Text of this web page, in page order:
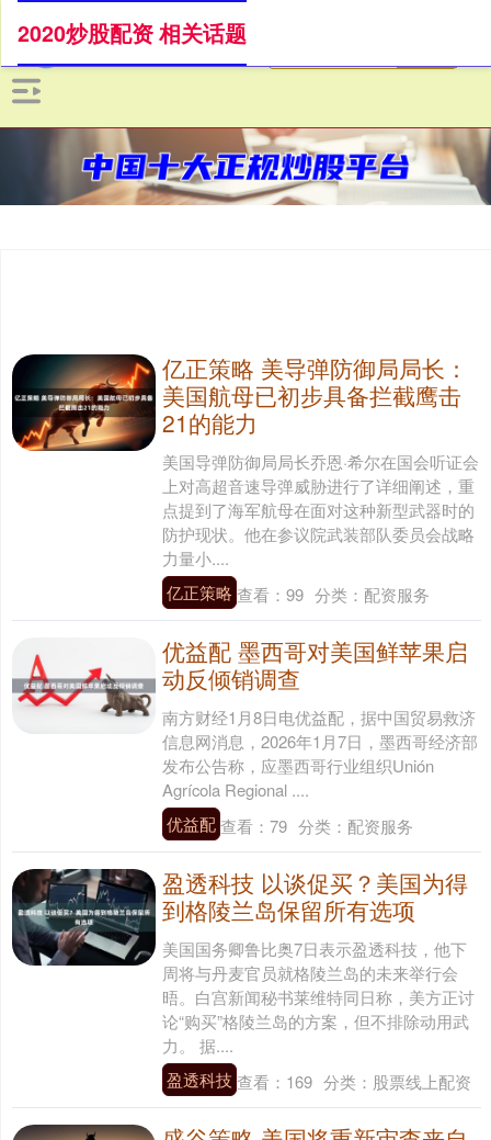
2020炒股配资 相关话题
亿正策略 美导弹防御局局长：
美国航母已初步具备拦截鹰击
21的能力
美国导弹防御局局长乔恩·希尔在国会听证会
上对高超音速导弹威胁进行了详细阐述，重
点提到了海军航母在面对这种新型武器时的
防护现状。他在参议院武装部队委员会战略
力量小....
亿正策略 查看： 99 分类： 配资服务
优益配 墨西哥对美国鲜苹果启
动反倾销调查
南方财经1月8日电优益配，据中国贸易救济
信息网消息，2026年1月7日，墨西哥经济部
发布公告称，应墨西哥行业组织Unión
Agrícola Regional ....
优益配查看： 79 分类： 配资服务
盈透科技 以谈促买？美国为得
到格陵兰岛保留所有选项
美国国务卿鲁比奥7日表示盈透科技，他下
周将与丹麦官员就格陵兰岛的未来举行会
晤。白宫新闻秘书莱维特同日称，美方正讨
论“购买”格陵兰岛的方案，但不排除动用武
力。 据....
盈透科技 查看： 169 分类： 股票线上配资